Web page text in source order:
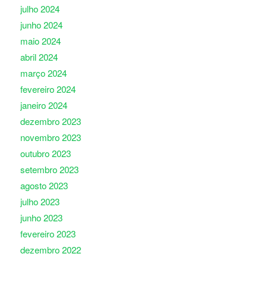
julho 2024
junho 2024
maio 2024
abril 2024
março 2024
fevereiro 2024
janeiro 2024
dezembro 2023
novembro 2023
outubro 2023
setembro 2023
agosto 2023
julho 2023
junho 2023
fevereiro 2023
dezembro 2022